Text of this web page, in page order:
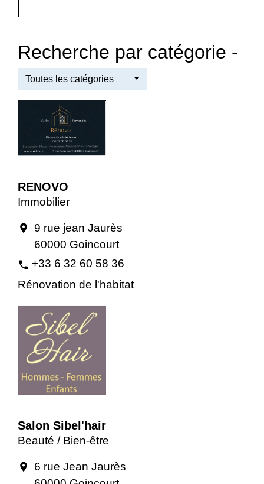
Recherche par catégorie -
Toutes les catégories
RENOVO
Immobilier
location_on
9 rue jean Jaurès
60000 Goincourt
phone +33 6 32 60 58 36
Rénovation de l'habitat
Salon Sibel'hair
Beauté / Bien-être
location_on
6 rue Jean Jaurès